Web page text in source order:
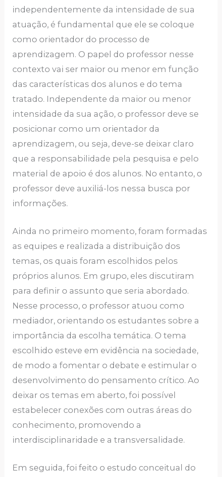
independentemente da intensidade de sua
atuação, é fundamental que ele se coloque
como orientador do processo de
aprendizagem. O papel do professor nesse
contexto vai ser maior ou menor em função
das características dos alunos e do tema
tratado. Independente da maior ou menor
intensidade da sua ação, o professor deve se
posicionar como um orientador da
aprendizagem, ou seja, deve-se deixar claro
que a responsabilidade pela pesquisa e pelo
material de apoio é dos alunos. No entanto, o
professor deve auxiliá-los nessa busca por
informações.
Ainda no primeiro momento, foram formadas
as equipes e realizada a distribuição dos
temas, os quais foram escolhidos pelos
próprios alunos. Em grupo, eles discutiram
para definir o assunto que seria abordado.
Nesse processo, o professor atuou como
mediador, orientando os estudantes sobre a
importância da escolha temática. O tema
escolhido esteve em evidência na sociedade,
de modo a fomentar o debate e estimular o
desenvolvimento do pensamento crítico. Ao
deixar os temas em aberto, foi possível
estabelecer conexões com outras áreas do
conhecimento, promovendo a
interdisciplinaridade e a transversalidade.
Em seguida, foi feito o estudo conceitual do